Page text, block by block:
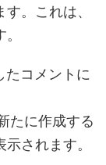
。これは、
たコメントに
たに作成する
されます。